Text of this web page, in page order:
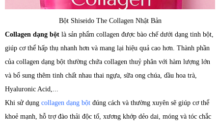
Bột Shiseido The Collagen Nhật Bản
Collagen dạng bột là sản phẩm collagen được bào chế dưới dạng tinh bột,
giúp cơ thể hấp thụ nhanh hơn và mang lại hiệu quả cao hơn. Thành phần
của collagen dạng bột thường chứa collagen thuỷ phân với hàm lượng lớn
và bổ sung thêm tinh chất nhau thai ngựa, sữa ong chúa, dầu hoa trà,
Hyaluronic Acid,...
Khi sử dụng collagen dạng bột đúng cách và thường xuyên sẽ giúp cơ thể
khoẻ mạnh, hỗ trợ đào thải độc tố, xương khớp dẻo dai, móng và tóc chắc